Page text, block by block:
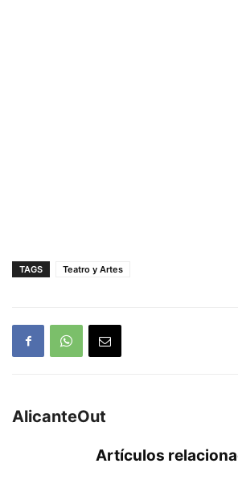
TAGS Teatro y Artes
AlicanteOut
Artículos